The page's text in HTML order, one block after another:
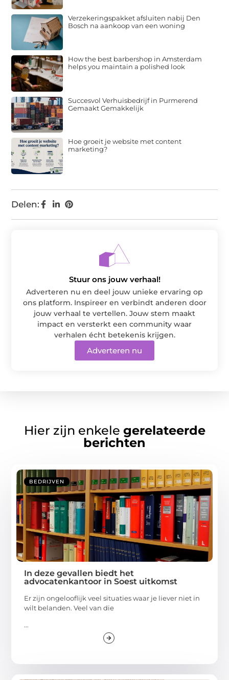
Delen:
Verzekeringspakket afsluiten nabij Den
Bosch na aankoop van een woning
How the best barbershop in Amsterdam
helps you maintain a polished look
Succesvol Verhuisbedrijf in Purmerend
Gemaakt Gemakkelijk
Hoe groeit je website met content
marketing?
Stuur ons jouw verhaal!
Adverteren nu en deel jouw unieke ervaring op
ons platform. Inspireer en verbindt anderen door
jouw verhaal te vertellen. Jouw stem maakt
impact en versterkt een community waar
verhalen écht betekenis krijgen.
Adverteren nu
Hier zijn enkele gerelateerde
berichten
BEDRIJVEN
In deze gevallen biedt het
advocatenkantoor in Soest uitkomst
Er zijn ongelooflijk veel situaties waar je liever niet in
wilt belanden. Veel van die
...